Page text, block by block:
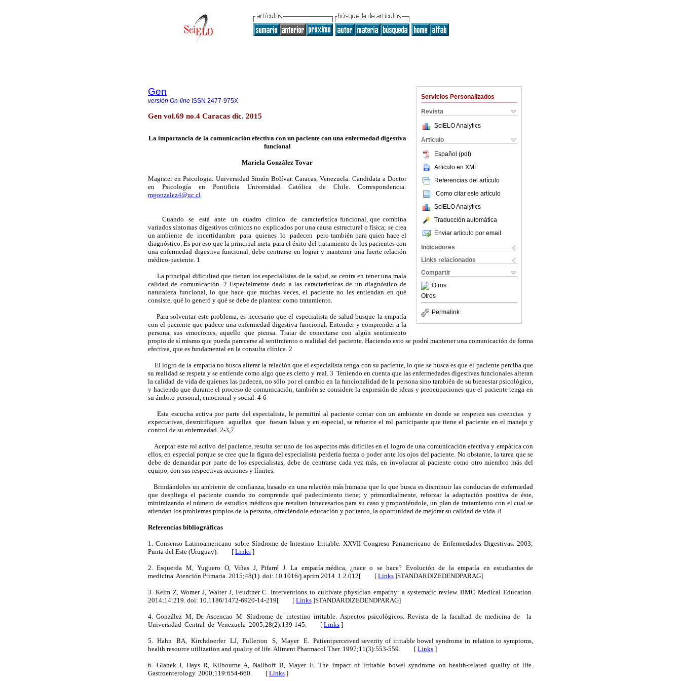
Servicios Personalizados
Revista
SciELO Analytics
Articulo
Español (pdf)
Articulo en XML
Referencias del artículo
Como citar este artículo
SciELO Analytics
Traducción automática
Enviar articulo por email
Indicadores
Links relacionados
Compartir
Otros
Otros
Permalink
Gen
versión On-line ISSN 2477-975X
Gen vol.69 no.4 Caracas dic. 2015
La importancia de la comunicación efectiva con un paciente con una enfermedad digestiva
funcional
Mariela González Tovar
Magister en Psicología. Universidad Simón Bolívar. Caracas, Venezuela. Candidata a Doctor
en Psicología en Pontificia Universidad Católica de Chile. Correspondencia:
mgonzalez4@uc.cl
Cuando se está ante un cuadro clínico de característica funcional, que combina
variados síntomas digestivos crónicos no explicados por una causa estructural o física; se crea
un ambiente de incertidumbre para quienes lo padecen pero también para quien hace el
diagnóstico. Es por eso que la principal meta para el éxito del tratamiento de los pacientes con
una enfermedad digestiva funcional, debe centrarse en lograr y mantener una fuerte relación
médico-paciente. 1
La principal dificultad que tienen los especialistas de la salud, se centra en tener una mala
calidad de comunicación. 2 Especialmente dado a las características de un diagnóstico de
naturaleza funcional, lo que hace que muchas veces, el paciente no les entiendan en qué
consiste, qué lo generó y qué se debe de plantear como tratamiento.
Para solventar este problema, es necesario que el especialista de salud busque la empatía
con el paciente que padece una enfermedad digestiva funcional. Entender y comprender a la
persona, sus emociones, aquello que piensa. Tratar de conectarse con algún sentimiento
propio de sí mismo que pueda parecerse al sentimiento o realidad del paciente. Haciendo esto se podrá mantener una comunicación de forma
efectiva, que es fundamental en la consulta clínica. 2
El logro de la empatía no busca alterar la relación que el especialista tenga con su paciente, lo que se busca es que el paciente perciba que
su realidad se respeta y se entiende como algo que es cierto y real. 3 Teniendo en cuenta que las enfermedades digestivas funcionales alteran
la calidad de vida de quienes las padecen, no sólo por el cambio en la funcionalidad de la persona sino también de su bienestar psicológico,
y haciendo que durante el proceso de comunicación, también se considere la expresión de ideas y preocupaciones que el paciente tenga en
su ámbito personal, emocional y social. 4-6
Esta escucha activa por parte del especialista, le permitirá al paciente contar con un ambiente en donde se respeten sus creencias y
expectativas, desmitifiquen aquellas que fuesen falsas y en especial, se refuerce el rol participante que tiene el paciente en el manejo y
control de su enfermedad. 2-3,7
Aceptar este rol activo del paciente, resulta ser uno de los aspectos más difíciles en el logro de una comunicación efectiva y empática con
ellos, en especial porque se cree que la figura del especialista perdería fuerza o poder ante los ojos del paciente. No obstante, la tarea que se
debe de demandar por parte de los especialistas, debe de centrarse cada vez más, en involucrar al paciente como otro miembro más del
equipo, con sus respectivas acciones y límites.
Brindándoles un ambiente de confianza, basado en una relación más humana que lo que busca es disminuir las conductas de enfermedad
que despliega el paciente cuando no comprende qué padecimiento tiene; y primordialmente, reforzar la adaptación positiva de éste,
minimizando el número de estudios médicos que resulten innecesarios para su caso y proponiéndole, un plan de tratamiento con el cual se
atiendan los problemas propios de la persona, ofreciéndole educación y por tanto, la oportunidad de mejorar su calidad de vida. 8
Referencias bibliográficas
1. Consenso Latinoamericano sobre Síndrome de Intestino Irritable. XXVII Congreso Panamericano de Enfermedades Digestivas. 2003;
Punta del Este (Uruguay). [ Links ]
2. Esquerda M, Yuguero O, Viñas J, Pifarré J. La empatía médica, ¿nace o se hace? Evolución de la empatía en estudiantes de
medicina. Atención Primaria. 2015;48(1). doi: 10.1016/j.aprim.2014 .1 2.012[ [ Links ]STANDARDIZEDENDPARAG]
3. Kelm Z, Womer J, Walter J, Feudtner C. Interventions to cultivate physician empathy: a systematic review. BMC Medical Education.
2014;14:219. doi: 10.1186/1472-6920-14-219[ [ Links ]STANDARDIZEDENDPARAG]
4. González M, De Ascencao M. Síndrome de intestino irritable. Aspectos psicológicos. Revista de la facultad de medicina de la
Universidad Central de Venezuela 2005;28(2):139-145. [ Links ]
5. Hahn BA, Kirchdoerfer LJ, Fullerton S, Mayer E. Patientperceived severity of irritable bowel syndrome in relation to symptoms,
health resource utilization and quality of life. Aliment Pharmacol Ther. 1997;11(3):553-559. [ Links ]
6. Glanek I, Hays R, Kilbourne A, Naliboff B, Mayer E. The impact of irritable bowel syndrome on health-related quality of life.
Gastroenterology. 2000;119:654-660. [ Links ]